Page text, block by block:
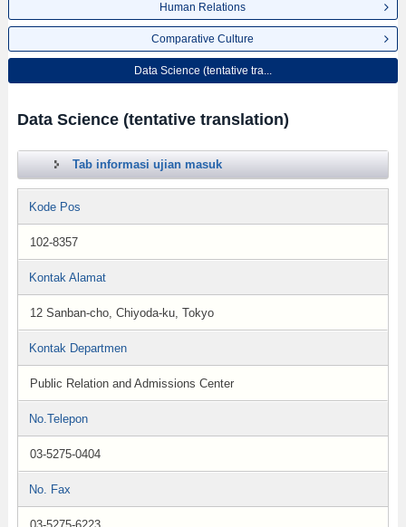
Human Relations
Comparative Culture
Data Science (tentative tra...
Data Science (tentative translation)
Tab informasi ujian masuk
Kode Pos
102-8357
Kontak Alamat
12 Sanban-cho, Chiyoda-ku, Tokyo
Kontak Departmen
Public Relation and Admissions Center
No.Telepon
03-5275-0404
No. Fax